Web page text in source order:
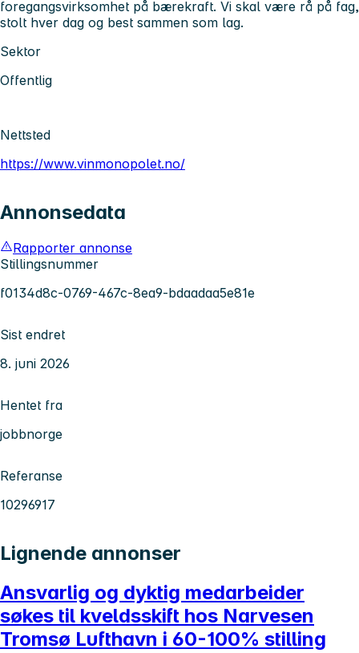
foregangsvirksomhet på bærekraft. Vi skal være rå på fag,
stolt hver dag og best sammen som lag.
Sektor
Offentlig
Nettsted
https://www.vinmonopolet.no/
Annonsedata
Rapporter annonse
Stillingsnummer
f0134d8c-0769-467c-8ea9-bdaadaa5e81e
Sist endret
8. juni 2026
Hentet fra
jobbnorge
Referanse
10296917
Lignende annonser
Ansvarlig og dyktig medarbeider
søkes til kveldsskift hos Narvesen
Tromsø Lufthavn i 60-100% stilling